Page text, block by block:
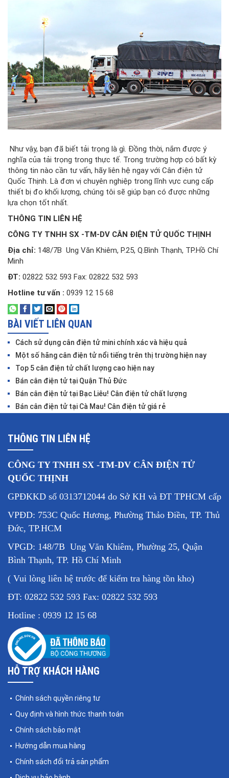
Như vậy, bạn đã biết tải trọng là gì. Đồng thời, nắm được ý
nghĩa của tải trọng trong thực tế. Trong trường hợp có bất kỳ
thông tin nào cần tư vấn, hãy liên hệ ngay với Cân điện tử
Quốc Thịnh. Là đơn vị chuyên nghiệp trong lĩnh vực cung cấp
thiết bị đo khối lượng, chúng tôi sẽ giúp bạn có được những
lựa chọn tốt nhất.
THÔNG TIN LIÊN HỆ
CÔNG TY TNHH SX -TM-DV CÂN ĐIỆN TỬ QUỐC THỊNH
Địa chỉ: 148/7B Ung Văn Khiêm, P.25, Q.Bình Thạnh, TP.Hồ Chí
Minh
ĐT: 02822 532 593 Fax: 02822 532 593
Hotline tư vấn : 0939 12 15 68
BÀI VIẾT LIÊN QUAN
Cách sử dụng cân điện tử mini chính xác và hiệu quả
Một số hãng cân điện tử nổi tiếng trên thị trường hiện nay
Top 5 cân điện tử chất lượng cao hiện nay
Bán cân điện tử tại Quận Thủ Đức
Bán cân điện tử tại Bạc Liêu! Cân điện tử chất lượng
Bán cân điện tử tại Cà Mau! Cân điện tử giá rẻ
THÔNG TIN LIÊN HỆ
CÔNG TY TNHH SX -TM-DV CÂN ĐIỆN TỬ
QUỐC THỊNH
GPĐKKD số 0313712044 do Sở KH và ĐT TPHCM cấp
VPĐD: 753C Quốc Hương, Phường Thảo Điền, TP. Thủ
Đức, TP.HCM
VPGD: 148/7B Ung Văn Khiêm, Phường 25, Quận
Bình Thạnh, TP. Hồ Chí Minh
( Vui lòng liên hệ trước để kiểm tra hàng tồn kho)
ĐT: 02822 532 593 Fax: 02822 532 593
Hotline : 0939 12 15 68
HỖ TRỢ KHÁCH HÀNG
Chính sách quyền riêng tư
Quy định và hình thức thanh toán
Chính sách bảo mật
Hướng dẫn mua hàng
Chính sách đổi trả sản phẩm